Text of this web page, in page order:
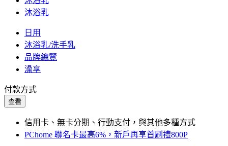
沐浴乳
日用
沐浴乳/洗手乳
品牌總覽
澡享
付款方式
查看
信用卡、無卡分期、行動支付，與其他多種方式
PChome 聯名卡最高6%，新戶再享首刷禮800P